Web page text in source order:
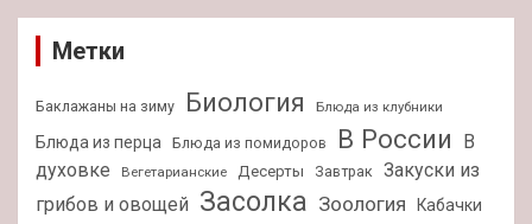
Метки
Баклажаны на зиму Биология Блюда из клубники
Блюда из перца Блюда из помидоров В России
В
духовке
Вегетарианские Десерты Завтрак Закуски из
грибов и овощей Засолка Зоология Кабачки